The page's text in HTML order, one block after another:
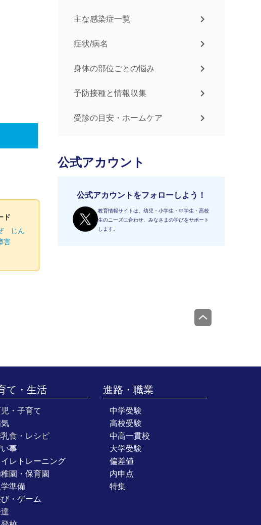
ド
じん
害
主な感染症一覧
症状/病名
身体の部位ごとの悩み
予防接種と情報収集
受診の目安・ホームケア
公式アカウント
公式アカウントをフォローしよう！
教育情報サイトは、幼児・小学生・中学生・高校
生のニーズに合わせ、みなさまの学びをサポート
します。
て・生活
・子育て
食・レシピ
事
イレトレーニング
園・保育園
学準備
・ゲーム
進路・職業
中学受験
高校受験
中高一貫校
大学受験
偏差値
内申点
特集